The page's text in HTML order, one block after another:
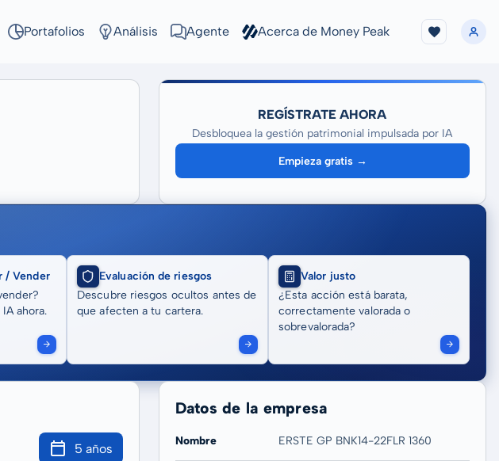
Portafolios Análisis Agente Acerca de Money Peak
REGÍSTRATE AHORA
Desbloquea la gestión patrimonial impulsada por IA
Empieza gratis →
/ Vender
ahora.
Evaluación de riesgos
Descubre riesgos ocultos antes de
que afecten a tu cartera.
Valor justo
¿Esta acción está barata,
correctamente valorada o
sobrevalorada?
5 años
Datos de la empresa
Nombre ERSTE GP BNK14-22FLR 1360